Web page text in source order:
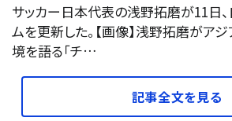
サッカー日本代表の浅野拓磨が11日
ムを更新した。【画像】浅野拓磨がア
境を語る「チ…
記事全文を見る